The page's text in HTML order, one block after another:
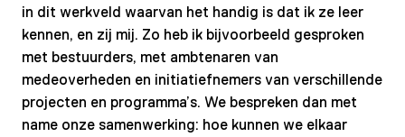
in dit werkveld waarvan het handig is dat ik ze leer
kennen, en zij mij. Zo heb ik bijvoorbeeld gesproken
met bestuurders, met ambtenaren van
medeoverheden en initiatiefnemers van verschillende
projecten en programma’s. We bespreken dan met
name onze samenwerking: hoe kunnen we elkaar